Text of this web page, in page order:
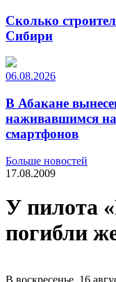
Сколько
Сибири
06.08.2026
В Абакане
наживавшимся
смартфонов
Больше новостей
17.08.2009
У пилота
погибли
В воскресенье, 16